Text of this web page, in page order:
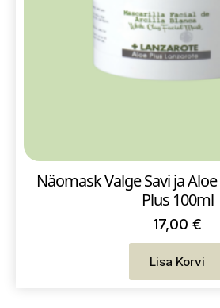
Näomask Valge Savi ja
Plus 100ml
17,00 €
Lisa Korvi